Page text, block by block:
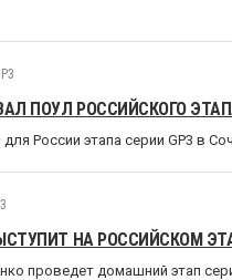
ПОУЛ РОССИЙСКОГО
России этапа серии GP3 в
НА РОССИЙСКОМ
проведет домашний этап